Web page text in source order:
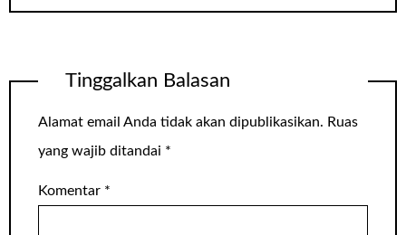
Tinggalkan Balasan
Alamat email Anda tidak akan dipublikasikan. Ruas
yang wajib ditandai *
Komentar *